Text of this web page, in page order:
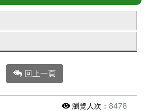
回上一頁
瀏覽人次： 8478